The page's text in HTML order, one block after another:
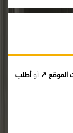
الموقع ↗ أوأطلب